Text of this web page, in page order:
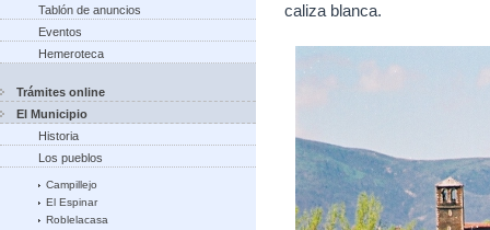
Tablón de anuncios
Eventos
Hemeroteca
Trámites online
El Municipio
Historia
Los pueblos
Campillejo
El Espinar
Roblelacasa
caliza blanca.